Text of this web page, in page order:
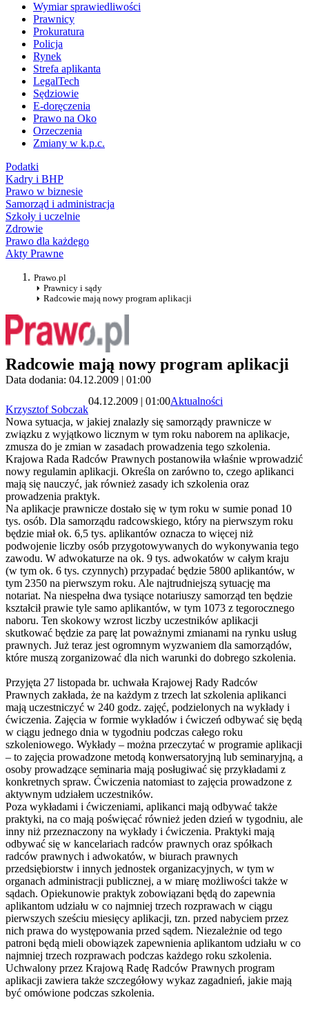
Wymiar sprawiedliwości
Prawnicy
Prokuratura
Policja
Rynek
Strefa aplikanta
LegalTech
Sędziowie
E-doręczenia
Prawo na Oko
Orzeczenia
Zmiany w k.p.c.
Podatki
Kadry i BHP
Prawo w biznesie
Samorząd i administracja
Szkoły i uczelnie
Zdrowie
Prawo dla każdego
Akty Prawne
Prawo.pl
Prawnicy i sądy
Radcowie mają nowy program aplikacji
Radcowie mają nowy program aplikacji
Data dodania: 04.12.2009 | 01:00
Krzysztof Sobczak
04.12.2009 | 01:00Aktualności
Nowa sytuacja, w jakiej znalazły się samorządy prawnicze w
związku z wyjątkowo licznym w tym roku naborem na aplikacje,
zmusza do je zmian w zasadach prowadzenia tego szkolenia.
Krajowa Rada Radców Prawnych postanowiła właśnie wprowadzić
nowy regulamin aplikacji. Określa on zarówno to, czego aplikanci
mają się nauczyć, jak również zasady ich szkolenia oraz
prowadzenia praktyk.
Na aplikacje prawnicze dostało się w tym roku w sumie ponad 10
tys. osób. Dla samorządu radcowskiego, który na pierwszym roku
będzie miał ok. 6,5 tys. aplikantów oznacza to więcej niż
podwojenie liczby osób przygotowywanych do wykonywania tego
zawodu. W adwokaturze na ok. 9 tys. adwokatów w całym kraju
(w tym ok. 6 tys. czynnych) przypadać będzie 5800 aplikantów, w
tym 2350 na pierwszym roku. Ale najtrudniejszą sytuację ma
notariat. Na niespełna dwa tysiące notariuszy samorząd ten będzie
kształcił prawie tyle samo aplikantów, w tym 1073 z tegorocznego
naboru. Ten skokowy wzrost liczby uczestników aplikacji
skutkować będzie za parę lat poważnymi zmianami na rynku usług
prawnych. Już teraz jest ogromnym wyzwaniem dla samorządów,
które muszą zorganizować dla nich warunki do dobrego szkolenia.
Przyjęta 27 listopada br. uchwała Krajowej Rady Radców
Prawnych zakłada, że na każdym z trzech lat szkolenia aplikanci
mają uczestniczyć w 240 godz. zajęć, podzielonych na wykłady i
ćwiczenia. Zajęcia w formie wykładów i ćwiczeń odbywać się będą
w ciągu jednego dnia w tygodniu podczas całego roku
szkoleniowego. Wykłady – można przeczytać w programie aplikacji
– to zajęcia prowadzone metodą konwersatoryjną lub seminaryjną, a
osoby prowadzące seminaria mają posługiwać się przykładami z
konkretnych spraw. Ćwiczenia natomiast to zajęcia prowadzone z
aktywnym udziałem uczestników.
Poza wykładami i ćwiczeniami, aplikanci mają odbywać także
praktyki, na co mają poświęcać również jeden dzień w tygodniu, ale
inny niż przeznaczony na wykłady i ćwiczenia. Praktyki mają
odbywać się w kancelariach radców prawnych oraz spółkach
radców prawnych i adwokatów, w biurach prawnych
przedsiębiorstw i innych jednostek organizacyjnych, w tym w
organach administracji publicznej, a w miarę możliwości także w
sądach. Opiekunowie praktyk zobowiązani będą do zapewnia
aplikantom udziału w co najmniej trzech rozprawach w ciągu
pierwszych sześciu miesięcy aplikacji, tzn. przed nabyciem przez
nich prawa do występowania przed sądem. Niezależnie od tego
patroni będą mieli obowiązek zapewnienia aplikantom udziału w co
najmniej trzech rozprawach podczas każdego roku szkolenia.
Uchwalony przez Krajową Radę Radców Prawnych program
aplikacji zawiera także szczegółowy wykaz zagadnień, jakie mają
być omówione podczas szkolenia.